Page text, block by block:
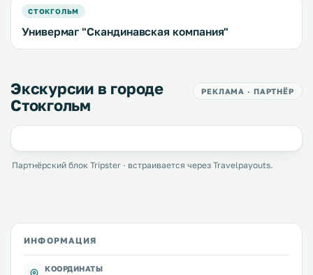
СТОКГОЛЬМ
Универмаг "Скандинавская компания"
Экскурсии в городе
Стокгольм
РЕКЛАМА · ПАРТНЁР
Партнёрский блок Tripster · встраивается через Travelpayouts.
ИНФОРМАЦИЯ
КООРДИНАТЫ